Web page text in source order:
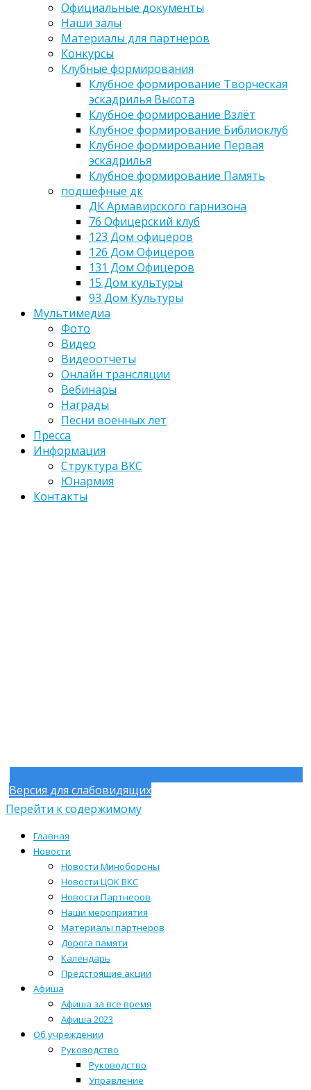
Официальные документы
Наши залы
Материалы для партнеров
Конкурсы
Клубные формирования
Клубное формирование Творческая
эскадрилья Высота
Клубное формирование Взлёт
Клубное формирование Библиоклуб
Клубное формирование Первая
эскадрилья
Клубное формирование Память
подшефные дк
ДК Армавирского гарнизона
76 Офицерский клуб
123 Дом офицеров
126 Дом Офицеров
131 Дом Офицеров
15 Дом культуры
93 Дом Культуры
Мультимедиа
Фото
Видео
Видеоотчеты
Онлайн трансляции
Вебинары
Награды
Песни военных лет
Пресса
Информация
Структура ВКС
Юнармия
Контакты
Версия для слабовидящих
Перейти к содержимому
Главная
Новости
Новости Минобороны
Новости ЦОК ВКС
Новости Партнеров
Наши мероприятия
Материалы партнеров
Дорога памяти
Календарь
Предстоящие акции
Афиша
Афиша за все время
Афиша 2023
Об учреждении
Руководство
Руководство
Управление